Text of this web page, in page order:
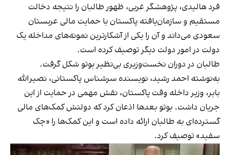
فرد هالیدی، پژوهشگر غربی، ظهور طالبان را نتیجه دخالت
مستقیم و سازمان‌یافته پاکستان با حمایت مالی عربستان
سعودی می‌داند و آن را یکی از آشکارترین نمونه‌های مداخله یک
دولت در امور دولت دیگر توصیف کرده است.
طالبان در دوران نخست‌وزیری بی‌نظیر بوتو شکل گرفت.
به‌نوشته احمد رشید، نویسنده سرشناس پاکستانی، نصیرالله
بابر، وزیر داخله وقت پاکستان، نقش مهمی در حمایت از این
جریان داشت. بوتو بعدها اذعان کرد که دولتش کمک‌های مالی
گسترده‌ای به طالبان ارائه داده است و این کمک‌ها را «چک
سفید» توصیف کرد.